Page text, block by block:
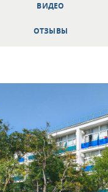
ВИДЕО
ОТЗЫВЫ